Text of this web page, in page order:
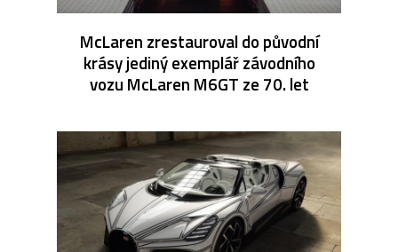
McLaren zrestauroval do původní
krásy jediný exemplář závodního
vozu McLaren M6GT ze 70. let